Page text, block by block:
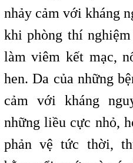
nhảy cảm với kháng
khi phòng thí
làm viêm kết mạc,
hen. Da của những
cảm với kháng
những liều cực nhỏ,
phản vệ tức thời,